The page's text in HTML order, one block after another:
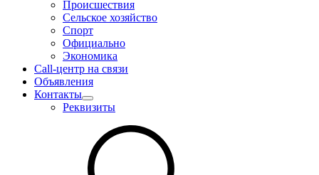
Происшествия
Сельское хозяйство
Спорт
Официально
Экономика
Call-центр на связи
Объявления
Контакты
Реквизиты